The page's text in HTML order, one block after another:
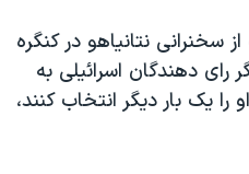
سخنرانی نتانياهو در کنگره
رای دهندگان اسرائيلی به
يک بار ديگر انتخاب کنند،